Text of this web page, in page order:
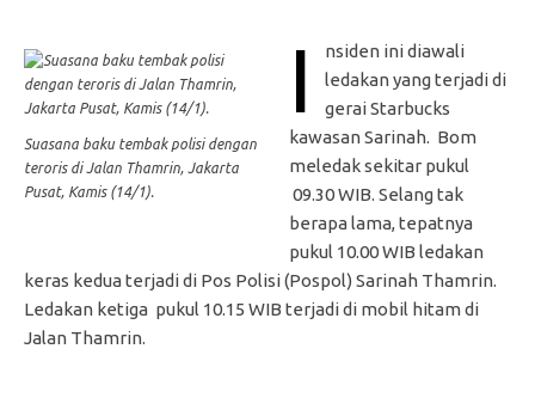
Suasana baku tembak polisi dengan
teroris di Jalan Thamrin, Jakarta
Pusat, Kamis (14/1).
I
nsiden ini diawali
ledakan yang terjadi di
gerai Starbucks
kawasan Sarinah. Bom
meledak sekitar pukul
09.30 WIB. Selang tak
berapa lama, tepatnya
pukul 10.00 WIB ledakan
keras kedua terjadi di Pos Polisi (Pospol) Sarinah Thamrin.
Ledakan ketiga pukul 10.15 WIB terjadi di mobil hitam di
Jalan Thamrin.